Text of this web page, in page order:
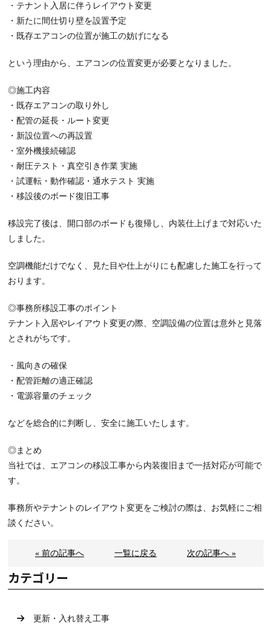
・テナント入居に伴うレイアウト変更
・新たに間仕切り壁を設置予定
・既存エアコンの位置が施工の妨げになる
という理由から、エアコンの位置変更が必要となりました。
◎施工内容
・既存エアコンの取り外し
・配管の延長・ルート変更
・新設位置への再設置
・室外機接続確認
・耐圧テスト・真空引き作業 実施
・試運転・動作確認・通水テスト 実施
・移設後のボード復旧工事
移設完了後は、開口部のボードも復帰し、内装仕上げまで対応いた
しました。
空調機能だけでなく、見た目や仕上がりにも配慮した施工を行って
おります。
◎事務所移設工事のポイント
テナント入居やレイアウト変更の際、空調設備の位置は意外と見落
とされがちです。
・風向きの確保
・配管距離の適正確認
・電源容量のチェック
などを総合的に判断し、安全に施工いたします。
◎まとめ
当社では、エアコンの移設工事から内装復旧まで一括対応が可能で
す。
事務所やテナントのレイアウト変更をご検討の際は、お気軽にご相
談ください。
« 前の記事へ 一覧に戻る 次の記事へ »
カテゴリー
更新・入れ替え工事